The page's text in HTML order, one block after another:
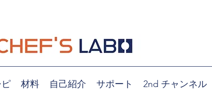
材料 自己紹介 サポート 2nd チャンネル